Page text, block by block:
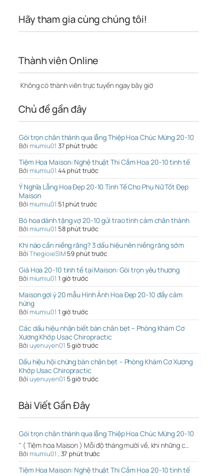
Hãy tham gia cùng chúng tôi!
Thành viên Online
Không có thành viên trực tuyến ngay bây giờ
Chủ đề gần đây
Gói trọn chân thành qua lẵng Thiệp Hoa Chúc Mừng 20-10
Bởi miumiu01 37 phút trước
Tiệm Hoa Maison: Nghệ thuật Thi Cắm Hoa 20-10 tinh tế
Bởi miumiu01 44 phút trước
Ý Nghĩa Lẵng Hoa Đẹp 20-10 Tinh Tế Cho Phụ Nữ Tốt Đẹp
Maison
Bởi miumiu01 51 phút trước
Bó hoa dành tặng vợ 20-10 gửi trao tình cảm chân thành
Bởi miumiu01 58 phút trước
Khi nào cần niềng răng? 3 dấu hiệu nên niềng răng sớm
Bởi ThegioieSIM 59 phút trước
Giá Hoa 20-10 tinh tế tại Maison: Gói trọn yêu thương
Bởi miumiu01 1 giờ trước
Maison gợi ý 20 mẫu Hình Ảnh Hoa Đẹp 20-10 đầy cảm
hứng
Bởi miumiu01 1 giờ trước
Các dấu hiệu nhận biết bàn chân bẹt – Phòng Khám Cơ
Xương Khớp Usac Chiropractic
Bởi uyenuyen01 5 giờ trước
Dấu hiệu hội chứng bàn chân bẹt – Phòng Khám Cơ Xương
Khớp Usac Chiropractic
Bởi uyenuyen01 5 giờ trước
Bài Viết Gần Đây
Gói trọn chân thành qua lẵng Thiệp Hoa Chúc Mừng 20-10
" ( Tiệm hoa Maison ) Mỗi độ tháng mười về, khi những c…
Bởi miumiu01 , 37 phút trước
Tiệm Hoa Maison: Nghệ thuật Thi Cắm Hoa 20-10 tinh tế